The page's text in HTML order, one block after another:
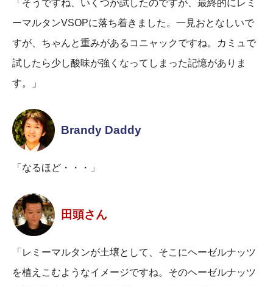
「そうですね、いくつか試したのですが、最終的にレミ
ーマルタンVSOPに落ち着きました。一見おとなしいで
すが、ちゃんと重みがあるコニャックですね。カミュで
試したら少し酸味が強くなってしまった記憶がありま
す。」
Brandy Daddy
「なるほど・・・」
田頭さん
「レミーマルタンが土壌として、そこにヘーゼルナッツ
を植えこむようなイメージですね。そのヘーゼルナッツ